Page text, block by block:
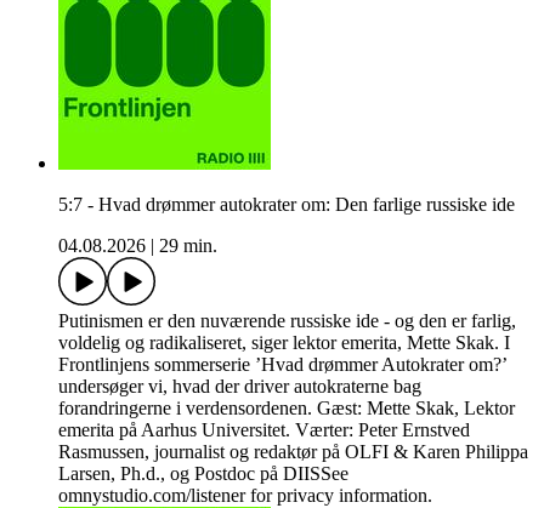
5:7 - Hvad drømmer autokrater om: Den farlige russiske ide
04.08.2026
29 min.
Putinismen er den nuværende russiske ide - og den er farlig,
voldelig og radikaliseret, siger lektor emerita, Mette Skak. I
Frontlinjens sommerserie ’Hvad drømmer Autokrater om?’
undersøger vi, hvad der driver autokraterne bag
forandringerne i verdensordenen. Gæst: Mette Skak, Lektor
emerita på Aarhus Universitet. Værter: Peter Ernstved
Rasmussen, journalist og redaktør på OLFI & Karen Philippa
Larsen, Ph.d., og Postdoc på DIISSee
omnystudio.com/listener for privacy information.